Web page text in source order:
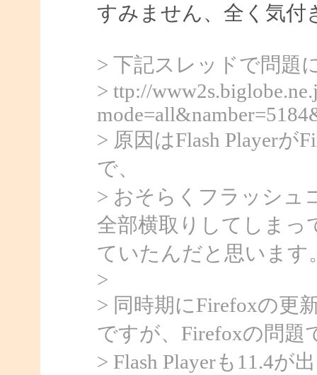
すみません、全く気付
> 下記スレッドで問題
> ttp://
> 原因はFlash Playerが
で、
> おそらくフラッシュ
全部横取りしてしまっ
ていたんだと思います
>
> 同時期にFirefoxの更
ですが、Firefoxの問題
> Flash Playerも11.4が